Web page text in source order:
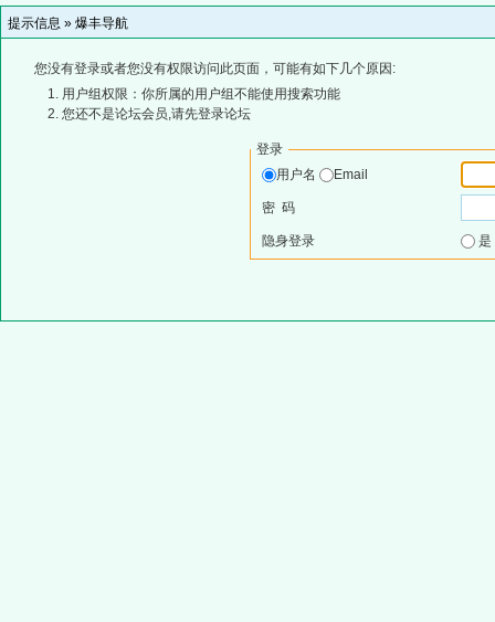
提示信息 » 爆丰导航
您没有登录或者您没有权限访问此页面，可能有如下几个原因:
用户组权限：你所属的用户组不能使用搜索功能
您还不是论坛会员,请先登录论坛
登录
用户名
Email
密 码
隐身登录